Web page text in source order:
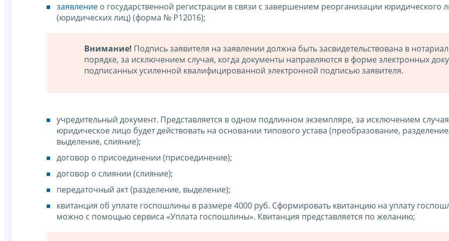
заявление о государственной регистрации в связи с завершением реорганизации юридического
(юридических лиц) (форма № Р12016);
Внимание! Подпись заявителя на заявлении должна быть засвидетельствована в
порядке, за исключением случая, когда документы направляются в форме электронных
подписанных усиленной квалифицированной электронной подписью заявителя.
учредительный документ. Представляется в одном подлинном экземпляре, за исключением
юридическое лицо будет действовать на основании типового устава (преобразование,
выделение, слияние);
договор о присоединении (присоединение);
договор о слиянии (слияние);
передаточный акт (разделение, выделение);
квитанция об уплате госпошлины в размере 4000 руб. Сформировать квитанцию на уплату
можно с помощью сервиса «Уплата госпошлины». Квитанция представляется по желанию;